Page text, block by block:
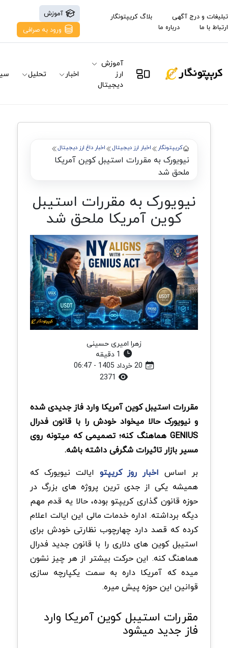
تبلیغات و درج آگهی
بلاگ کریپتونگار
ارتباط با ما
درباره ما
آموزش
ورود به صرافی
آموزش
ارز
دیجیتال
اخبار تحلیل
کریپتونگار اخبار ارز دیجیتال اخبار داغ ارز دیجیتال
نیویورک به مقررات استیبل کوین آمریکا
ملحق شد
نیویورک به مقررات استیبل
کوین آمریکا ملحق شد
زهرا امیری حسینی
مقررات استیبل کوین آمریکا وارد فاز جدیدی شده
و نیویورک حالا میخواد خودش را با قانون فدرال
GENIUS هماهنگ کنه؛ تصمیمی که میتونه روی
مسیر بازار تاثیرات شگرفی داشته باشه.
بر اساس اخبار روز کریپتو ایالت نیویورک که
همیشه یکی از جدی ترین پروژه های بزرگ در
حوزه قانون گذاری کریپتو بوده، حالا یه قدم مهم
دیگه برداشته. اداره خدمات مالی این ایالت اعلام
کرده که قصد دارد چهارچوب نظارتی خودش برای
استیبل کوین های دلاری را با قانون جدید فدرال
هماهنگ کنه. این حرکت بیشتر از هر چیز نشون
میده که آمریکا داره به سمت یکپارچه سازی
قوانین این حوزه پیش میره.
مقررات استیبل کوین آمریکا وارد
فاز جدید میشود